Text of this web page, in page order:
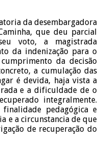
da desembargadora
que deu parcial
voto, a magistrada
da indenização para o
da decisão
a cumulação das
é devida, haja vista a
e a dificuldade de o
integralmente.
finalidade pedagógica e
e a circunstancia de que
de recuperação do